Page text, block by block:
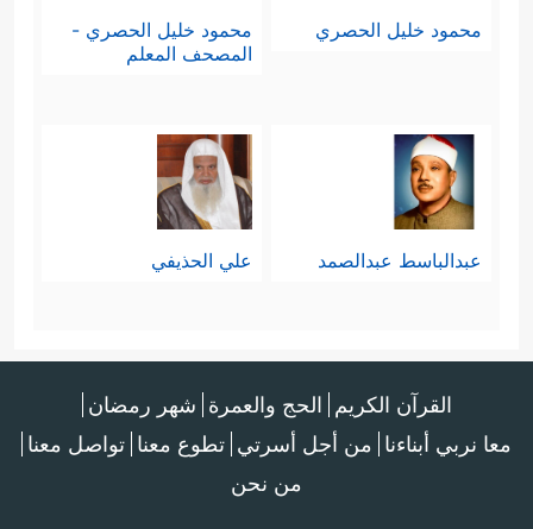
محمود خليل الحصري
محمود خليل الحصري -
المصحف المعلم
عبدالباسط عبدالصمد علي الحذيفي
القرآن الكريم الحج والعمرة شهر رمضان
معا نربي أبناءنا من أجل أسرتي تطوع معنا تواصل معنا
من نحن